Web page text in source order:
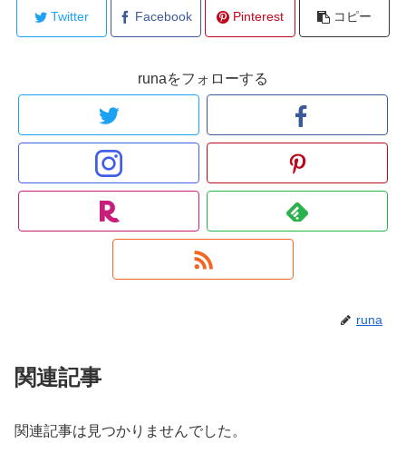
Twitter Facebook Pinterest コピー
runaをフォローする
runa
関連記事
関連記事は見つかりませんでした。